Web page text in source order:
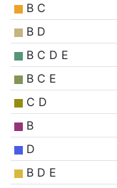
B C
B D
B C D E
B C E
C D
B
D
B D E